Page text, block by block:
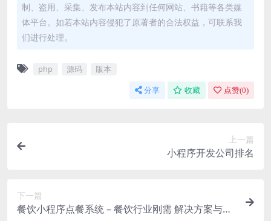
制、盗用、采集、发布本站内容到任何网站、书籍等各类媒
体平台。如若本站内容侵犯了原著者的合法权益，可联系我
们进行处理。
php 源码 版本
分享 收藏 点赞(0)
上一篇
小程序开发公司排名
下一篇
餐饮小程序点餐系统 – 餐饮行业刚需 解决方案与实